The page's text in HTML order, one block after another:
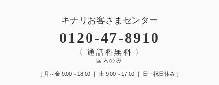
キナリお客さまセンター
0120-47-8910
〈 通話料無料 〉
国内のみ
［ 月～金 9:00～18:00 ｜ 土 9:00～17:00 ｜ 日・祝日休み ］